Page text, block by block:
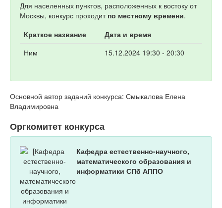
Для населенных пунктов, расположенных к востоку от
Москвы, конкурс проходит по местному времени.
Краткое название
Дата и время
Ним
15.12.2024 19:30 - 20:30
Основной автор заданий конкурса: Смыкалова Елена
Владимировна
Оргкомитет конкурса
Кафедра естественно-научного,
математического образования и
информатики СПб АППО